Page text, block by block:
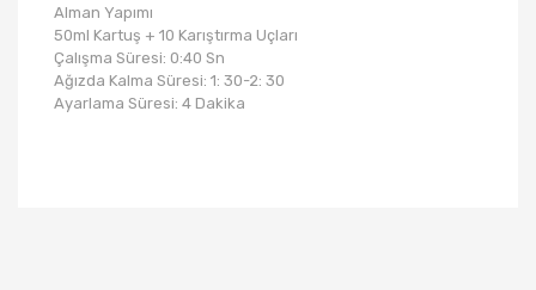
Alman Yapımı
50ml Kartuş + 10 Karıştırma Uçları
Çalışma Süresi: 0:40 Sn
Ağızda Kalma Süresi: 1: 30-2: 30
Ayarlama Süresi: 4 Dakika